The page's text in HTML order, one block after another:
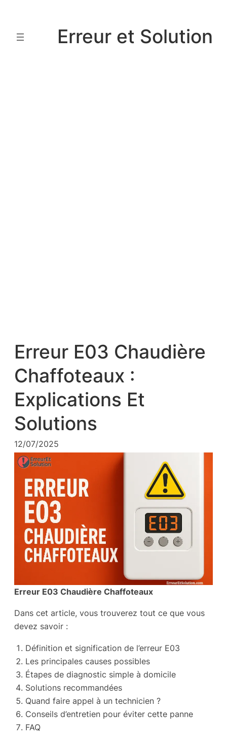
contenu
Erreur et Solution
Erreur E03 Chaudière
Chaffoteaux :
Explications Et
Solutions
12/07/2025
Erreur E03 Chaudière Chaffoteaux
Dans cet article, vous trouverez tout ce que vous
devez savoir :
Définition et signification de l’erreur E03
Les principales causes possibles
Étapes de diagnostic simple à domicile
Solutions recommandées
Quand faire appel à un technicien ?
Conseils d’entretien pour éviter cette panne
FAQ